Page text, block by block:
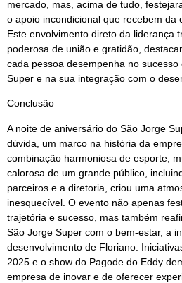
mercado, mas, acima de tudo,
o apoio incondicional que recebem da
Este envolvimento direto da liderança
poderosa de união e gratidão,
cada pessoa desempenha no
Super e na sua integração com o
Conclusão
A noite de aniversário do São Jorge
dúvida, um marco na história da
combinação harmoniosa de esporte,
calorosa de um grande público,
parceiros e a diretoria, criou uma
inesquecível. O evento não apenas
trajetória e sucesso, mas também
São Jorge Super com o bem-estar, a
desenvolvimento de Floriano.
2025 e o show do Pagode do Eddy
empresa de inovar e de oferecer